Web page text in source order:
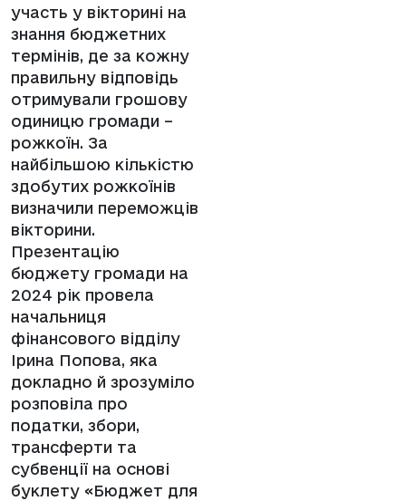
участь у вікторині на
знання бюджетних
термінів, де за кожну
правильну відповідь
отримували грошову
одиницю громади –
рожкоїн. За
найбільшою кількістю
здобутих рожкоїнів
визначили переможців
вікторини.
Презентацію
бюджету громади на
2024 рік провела
начальниця
фінансового відділу
Ірина Попова, яка
докладно й зрозуміло
розповіла про
податки, збори,
трансферти та
субвенції на основі
буклету «Бюджет для